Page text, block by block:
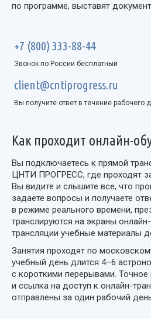
по программе, выставят
+7 (800) 333-88-44
Звонок по России бесплатный
client@cntiprogress.ru
Вы получите ответ в течение рабочего
Как проходит онлайн-
Вы подключаетесь к прямой
ЦНТИ ПРОГРЕСС, где проходят
Вы видите и слышите все, что
задаете вопросы и получаете
в режиме реального времени,
транслируются на экраны
трансляции учебные материалы
Занятия проходят по
учебный день длится 4–6
с короткими перерывами. Точное
и ссылка на доступ к онлайн-
отправлены за один рабочий